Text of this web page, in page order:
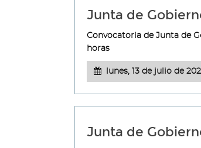
Junta de
Convocatoria de Junta de
horas
lunes, 13 de julio de
Junta de